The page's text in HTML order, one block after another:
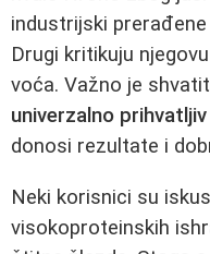
industrijski
Drugi kritikuju
voća. Važno je
univerzalno
donosi rezultate i
Neki korisnici su
visokoproteinskih